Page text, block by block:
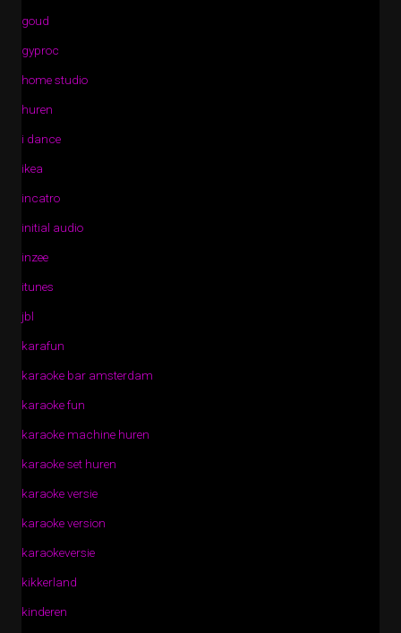
goud
gyproc
home studio
huren
i dance
ikea
incatro
initial audio
inzee
itunes
jbl
karafun
karaoke bar amsterdam
karaoke fun
karaoke machine huren
karaoke set huren
karaoke versie
karaoke version
karaokeversie
kikkerland
kinderen